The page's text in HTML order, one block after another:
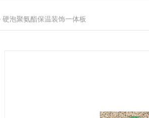
硬泡聚氨酯保温装饰一体板